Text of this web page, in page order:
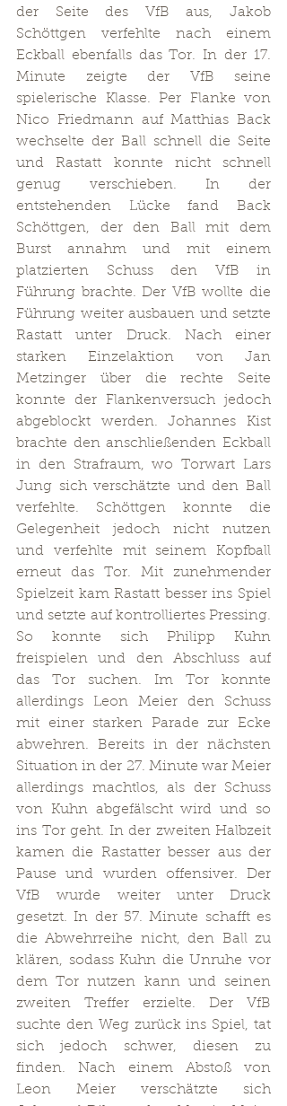
der Seite des VfB aus, Jakob
Schöttgen verfehlte nach einem
Eckball ebenfalls das Tor. In der 17.
Minute zeigte der VfB seine
spielerische Klasse. Per Flanke von
Nico Friedmann auf Matthias Back
wechselte der Ball schnell die Seite
und Rastatt konnte nicht schnell
genug verschieben. In der
entstehenden Lücke fand Back
Schöttgen, der den Ball mit dem
Burst annahm und mit einem
platzierten Schuss den VfB in
Führung brachte. Der VfB wollte die
Führung weiter ausbauen und setzte
Rastatt unter Druck. Nach einer
starken Einzelaktion von Jan
Metzinger über die rechte Seite
konnte der Flankenversuch jedoch
abgeblockt werden. Johannes Kist
brachte den anschließenden Eckball
in den Strafraum, wo Torwart Lars
Jung sich verschätzte und den Ball
verfehlte. Schöttgen konnte die
Gelegenheit jedoch nicht nutzen
und verfehlte mit seinem Kopfball
erneut das Tor. Mit zunehmender
Spielzeit kam Rastatt besser ins Spiel
und setzte auf kontrolliertes Pressing.
So konnte sich Philipp Kuhn
freispielen und den Abschluss auf
das Tor suchen. Im Tor konnte
allerdings Leon Meier den Schuss
mit einer starken Parade zur Ecke
abwehren. Bereits in der nächsten
Situation in der 27. Minute war Meier
allerdings machtlos, als der Schuss
von Kuhn abgefälscht wird und so
ins Tor geht. In der zweiten Halbzeit
kamen die Rastatter besser aus der
Pause und wurden offensiver. Der
VfB wurde weiter unter Druck
gesetzt. In der 57. Minute schafft es
die Abwehrreihe nicht, den Ball zu
klären, sodass Kuhn die Unruhe vor
dem Tor nutzen kann und seinen
zweiten Treffer erzielte. Der VfB
suchte den Weg zurück ins Spiel, tat
sich jedoch schwer, diesen zu
finden. Nach einem Abstoß von
Leon Meier verschätzte sich